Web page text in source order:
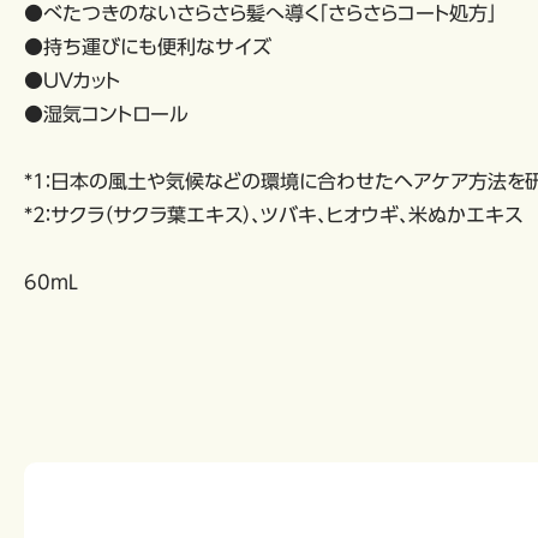
●べたつきのないさらさら髪へ導く「さらさらコート処方」
●持ち運びにも便利なサイズ
●UVカット
●湿気コントロール
*1：日本の風土や気候などの環境に合わせたヘアケア方法を
*2：サクラ（サクラ葉エキス）、ツバキ、ヒオウギ、米ぬかエキス
60mL